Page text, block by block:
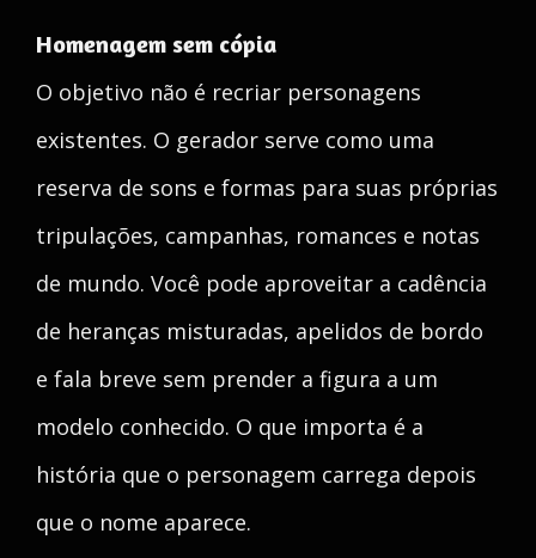
Homenagem sem cópia
O objetivo não é recriar personagens
existentes. O gerador serve como uma
reserva de sons e formas para suas próprias
tripulações, campanhas, romances e notas
de mundo. Você pode aproveitar a cadência
de heranças misturadas, apelidos de bordo
e fala breve sem prender a figura a um
modelo conhecido. O que importa é a
história que o personagem carrega depois
que o nome aparece.